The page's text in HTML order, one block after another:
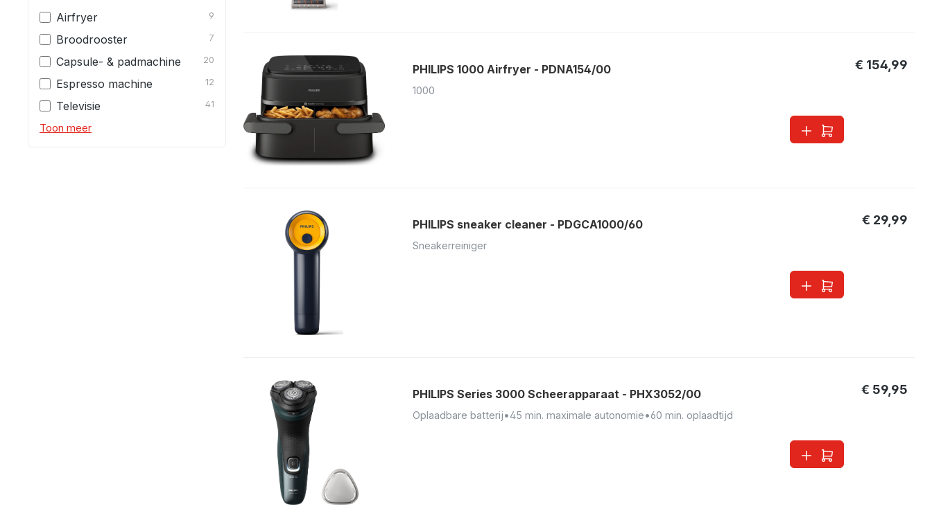
Airfryer
9
Broodrooster 7
Capsule- & padmachine 20
Espresso machine 12
Televisie 41
Toon meer
PHILIPS 1000 Airfryer - PDNA154/00
1000
€ 154,99
PHILIPS sneaker cleaner - PDGCA1000/60
Sneakerreiniger
€ 29,99
PHILIPS Series 3000 Scheerapparaat - PHX3052/00
Oplaadbare batterij•45 min. maximale autonomie•60 min. oplaadtijd
€ 59,95